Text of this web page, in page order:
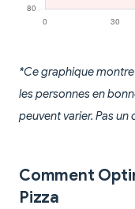
*Ce graphique
les personnes en
peuvent varier. Pas
Comment
Pizza